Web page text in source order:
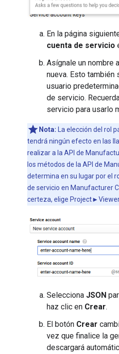
En la página
cuenta de servicio
Asígnale un nombre
nueva. Esto también
usuario
de servicio.
servicio para usarlo
Nota: La elección del rol
tendrá ningún efecto en las
realizar a la API de
los métodos de la API de
determina en su lugar por el
de servicio en Manufacturer
certeza, elige
Selecciona JSON
haz clic en Crear.
El botón Crear
vez que finalice la
descargará